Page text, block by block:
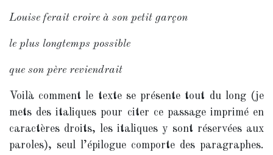
Louise ferait croire à son petit garçon
le plus longtemps possible
que son père reviendrait
Voilà comment le texte se présente tout du long (je
mets des italiques pour citer ce passage imprimé en
caractères droits, les italiques y sont réservées aux
paroles), seul l’épilogue comporte des paragraphes.